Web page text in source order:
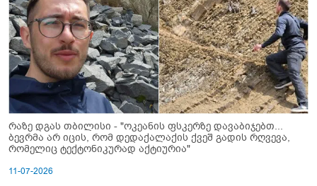
რაზე დგას თბილისი - "ოკეანის ფსკერზე დავაბიჯებთ...
ბევრმა არ იცის, რომ დედაქალაქის ქვეშ გადის რღვევა,
რომელიც ტექტონიკურად აქტიურია"
11-07-2026